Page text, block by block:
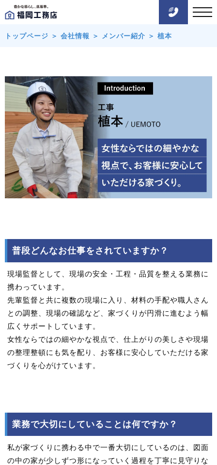
トップページ ＞ 会社情報 ＞ メンバー紹介 ＞ 植本
普段どんなお仕事をされていますか？
現場監督として、現場の安全・工程・品質を整える業務に
携わっています。
先輩監督と共に複数の現場に入り、材料の手配や職人さん
との調整、現場の確認など、家づくりが円滑に進むよう幅
広くサポートしています。
女性ならではの細やかな視点で、仕上がりの美しさや現場
の整理整頓にも気を配り、お客様に安心していただける家
づくりを心がけています。
業務で大切にしていることは何ですか？
私が家づくりに携わる中で一番大切にしているのは、図面
の中の家が少しずつ形になっていく過程を丁寧に見守りな